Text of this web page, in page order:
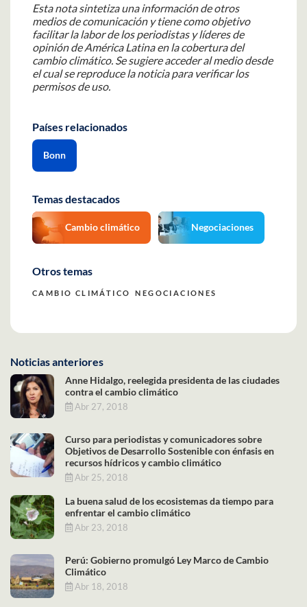
Esta nota sintetiza una información de otros
medios de comunicación y tiene como objetivo
facilitar la labor de los periodistas y líderes de
opinión de América Latina en la cobertura del
cambio climático. Se sugiere acceder al medio desde
el cual se reproduce la noticia para verificar los
permisos de uso.
Países relacionados
Bonn
Temas destacados
Cambio climático Negociaciones
Otros temas
CAMBIO CLIMÁTICO NEGOCIACIONES
Noticias anteriores
Anne Hidalgo, reelegida presidenta de las ciudades
contra el cambio climático
Abr 27, 2018
Curso para periodistas y comunicadores sobre
Objetivos de Desarrollo Sostenible con énfasis en
recursos hídricos y cambio climático
Abr 25, 2018
La buena salud de los ecosistemas da tiempo para
enfrentar el cambio climático
Abr 23, 2018
Perú: Gobierno promulgó Ley Marco de Cambio
Climático
Abr 18, 2018